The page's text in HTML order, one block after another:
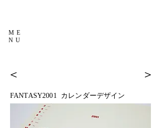
ME
NU
＜ ＞
FANTASY2001 カレンダーデザイン